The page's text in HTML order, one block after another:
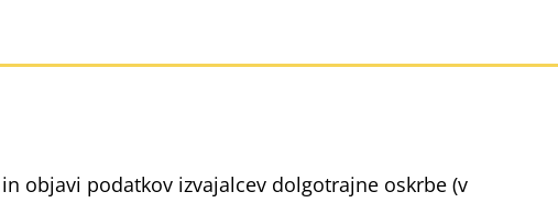
objavi podatkov izvajalcev dolgotrajne oskrbe (v